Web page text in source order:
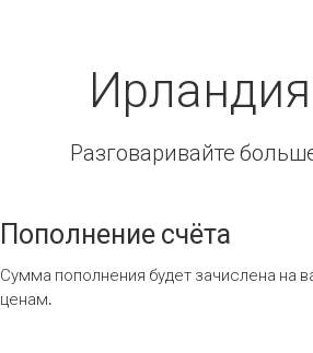
Разговаривайте
Пополнение счёта
Сумма пополнения будет зачислена на
ценам.